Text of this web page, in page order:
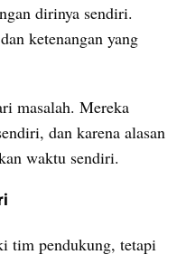
dirinya sendiri.
ketenangan yang
masalah. Mereka
dan karena alasan
waktu sendiri.
tim pendukung, tetapi